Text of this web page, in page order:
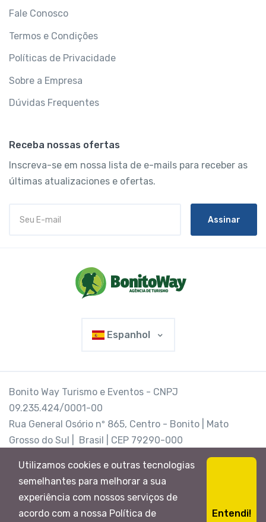
Fale Conosco
Termos e Condições
Políticas de Privacidade
Sobre a Empresa
Dúvidas Frequentes
Receba nossas ofertas
Inscreva-se em nossa lista de e-mails para receber as
últimas atualizaciones e ofertas.
Assinar
Espanhol
Bonito Way Turismo e Eventos - CNPJ
09.235.424/0001-00
Rua General Osório nº 865, Centro - Bonito | Mato
Grosso do Sul | Brasil | CEP 79290-000
@Bonito Way
Utilizamos cookies e outras tecnologias
semelhantes para melhorar a sua
experiência com nossos serviços de
acordo com a nossa Política de
Entendi!